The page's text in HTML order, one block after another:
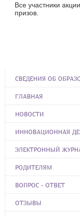
Все участники
призов.
СВЕДЕНИЯ ОБ
ГЛАВНАЯ
НОВОСТИ
ИННОВАЦИОННАЯ
ЭЛЕКТРОННЫЙ
РОДИТЕЛЯМ
ВОПРОС - ОТВЕТ
ОТЗЫВЫ